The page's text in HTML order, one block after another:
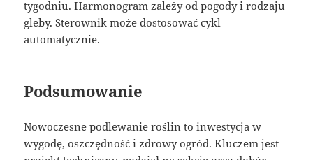
tygodniu. Harmonogram zależy od pogody i rodzaju
gleby. Sterownik może dostosować cykl
automatycznie.
Podsumowanie
Nowoczesne podlewanie roślin to inwestycja w
wygodę, oszczędność i zdrowy ogród. Kluczem jest